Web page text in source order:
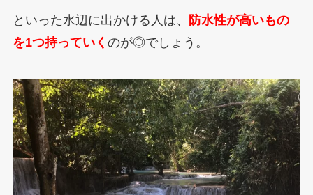
といった水辺に出かける人は、
防水性が高いもの
を1つ持っていく のが◎でしょう。